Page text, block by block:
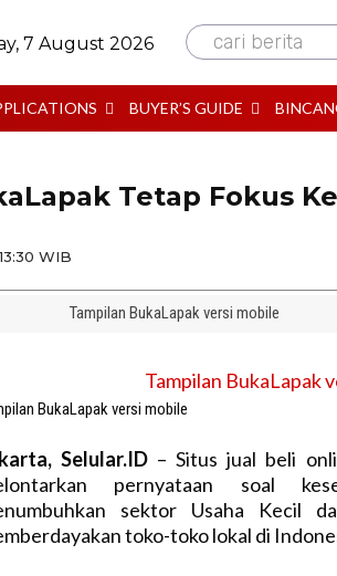
7 August 2026 cari berita
BUYER’S GUIDE
Tetap Fokus
WIB
Tampilan BukaLapak versi mobile
BukaLapak versi mobile
Selular.ID– Situs jual beli
pernyataan soal
sektor Usaha Kecil
toko-toko lokal di